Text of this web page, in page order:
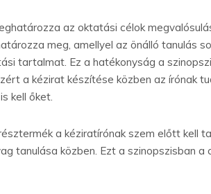
az oktatási célok
meg, amellyel az önálló tanulás
tartalmat. Ez a hatékonyság a
a kézirat készítése közben az írónak
kell őket.
a kéziratírónak szem előtt kell
tanulása közben. Ezt a szinopszisban a